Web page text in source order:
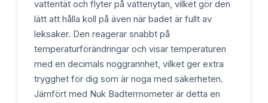
vattentät och flyter på vattenytan, vilket gör den
lätt att hålla koll på även när badet är fullt av
leksaker. Den reagerar snabbt på
temperaturförändringar och visar temperaturen
med en decimals noggrannhet, vilket ger extra
trygghet för dig som är noga med säkerheten.
Jämfört med Nuk Badtermometer är detta en